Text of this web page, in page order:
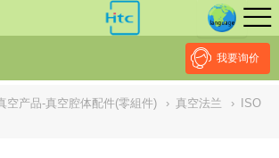
2026/7/20 reason: high risk: Unsafe
Integrity /**/ // ------------------------------
我要询价
空产品-真空腔体配件(零組件) › 真空法兰 ›
ISO